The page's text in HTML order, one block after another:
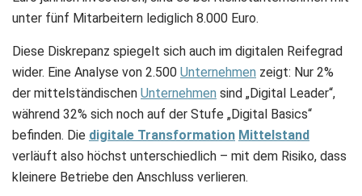
unter fünf Mitarbeitern lediglich 8.000 Euro.
Diese Diskrepanz spiegelt sich auch im digitalen Reifegrad
wider. Eine Analyse von 2.500 Unternehmen zeigt: Nur 2%
der mittelständischen Unternehmen sind „Digital Leader“,
während 32% sich noch auf der Stufe „Digital Basics“
befinden. Die digitale Transformation Mittelstand
verläuft also höchst unterschiedlich – mit dem Risiko, dass
kleinere Betriebe den Anschluss verlieren.